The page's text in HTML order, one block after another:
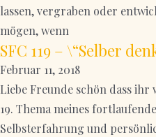
lassen, vergraben oder
mögen, wenn
SFC 119 – \“Selber
Februar 11, 2018
Liebe Freunde schön dass ihr
19. Thema meines
Selbsterfahrung und